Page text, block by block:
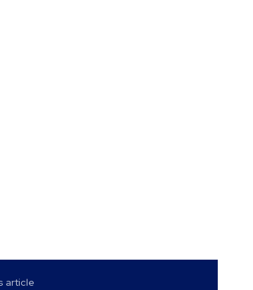
article